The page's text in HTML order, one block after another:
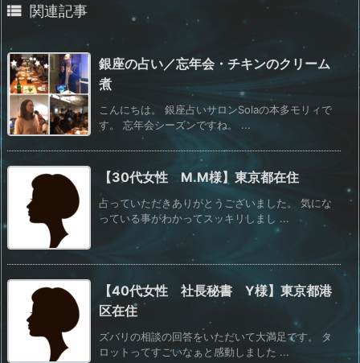
 関連記事
銀座の占い／忘年会・チキンのクリーム
煮
こんにちは。 銀座占いサロンSolaの本多モリィで
す。 忘年会シーズンですね。 ...
【30代女性 M.M様】東京都在住
占っていただきありがとうございました。 気にな
っている事がわかってスッキリしまし ...
【40代女性 社長秘書 Y様】東京都港
区在住
ズバリの相談の回答をいただいて大満足です。 タ
ロットってすごいなぁと感動しました ...